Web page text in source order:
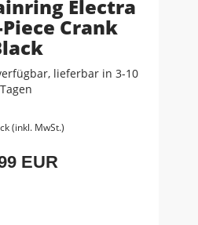
Electra
Crank
lieferbar in 3-10
Tagen
(inkl. MwSt.)
EUR